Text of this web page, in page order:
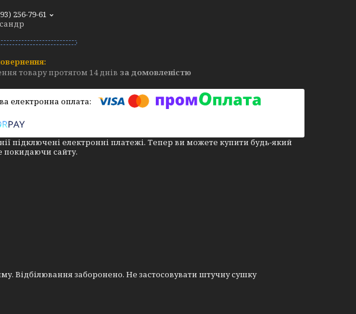
256-79-61
товару протягом 14 днів за домовленістю
підключені електронні платежі. Тепер ви можете купити будь-який
покидаючи сайту.
Відбілювання заборонено. Не застосовувати штучну сушку